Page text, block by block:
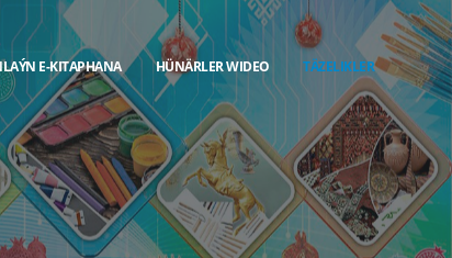
E-KITAPHANA HÜNÄRLER WIDEO TÄZELIKLER